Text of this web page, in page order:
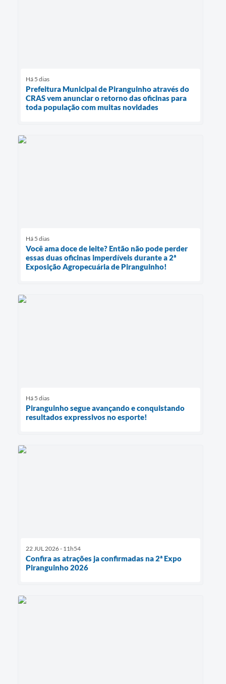
Há 5 dias
Prefeitura Municipal de Piranguinho através do
CRAS vem anunciar o retorno das oficinas para
toda população com muitas novidades
Há 5 dias
Você ama doce de leite? Então não pode perder
essas duas oficinas imperdíveis durante a 2ª
Exposição Agropecuária de Piranguinho!
Há 5 dias
Piranguinho segue avançando e conquistando
resultados expressivos no esporte!
22 JUL 2026 - 11h54
Confira as atrações ja confirmadas na 2ª Expo
Piranguinho 2026